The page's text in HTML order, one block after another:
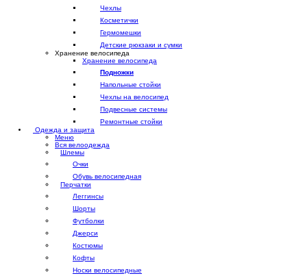
Чехлы
Косметички
Гермомешки
Детские рюкзаки и сумки
Хранение велосипеда
Хранение велосипеда
Подножки
Напольные стойки
Чехлы на велосипед
Подвесные системы
Ремонтные стойки
Одежда и защита
Меню
Вся велоодежда
Шлемы
Очки
Обувь велосипедная
Перчатки
Леггинсы
Шорты
Футболки
Джерси
Костюмы
Кофты
Носки велосипедные